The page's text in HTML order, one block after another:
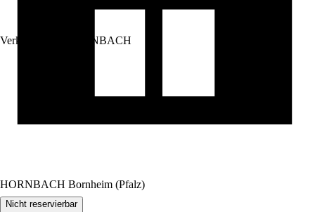
Verkauf durch: HORNBACH
HORNBACH Bornheim (Pfalz)
Nicht reservierbar